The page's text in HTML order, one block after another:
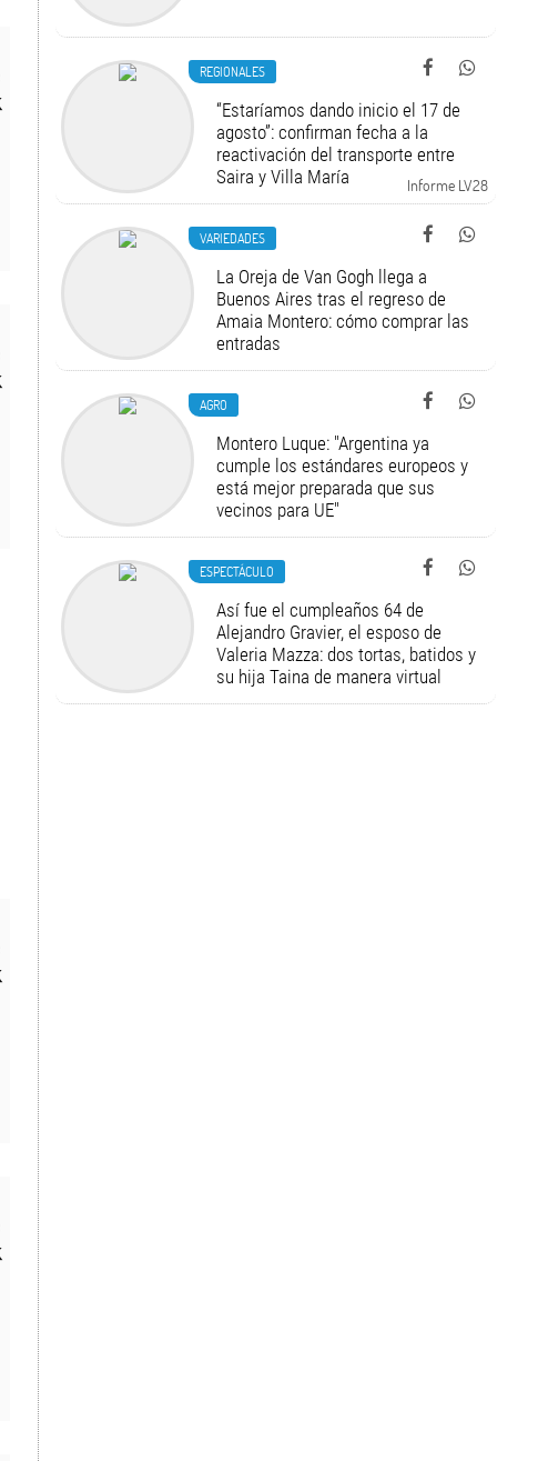
REGIONALES
“Estaríamos dando inicio el 17 de
agosto”: confirman fecha a la
reactivación del transporte entre
Saira y Villa María
Informe LV28
VARIEDADES
La Oreja de Van Gogh llega a
Buenos Aires tras el regreso de
Amaia Montero: cómo comprar las
entradas
AGRO
Montero Luque: "Argentina ya
cumple los estándares europeos y
está mejor preparada que sus
vecinos para UE"
ESPECTÁCULO
Así fue el cumpleaños 64 de
Alejandro Gravier, el esposo de
Valeria Mazza: dos tortas, batidos y
su hija Taina de manera virtual